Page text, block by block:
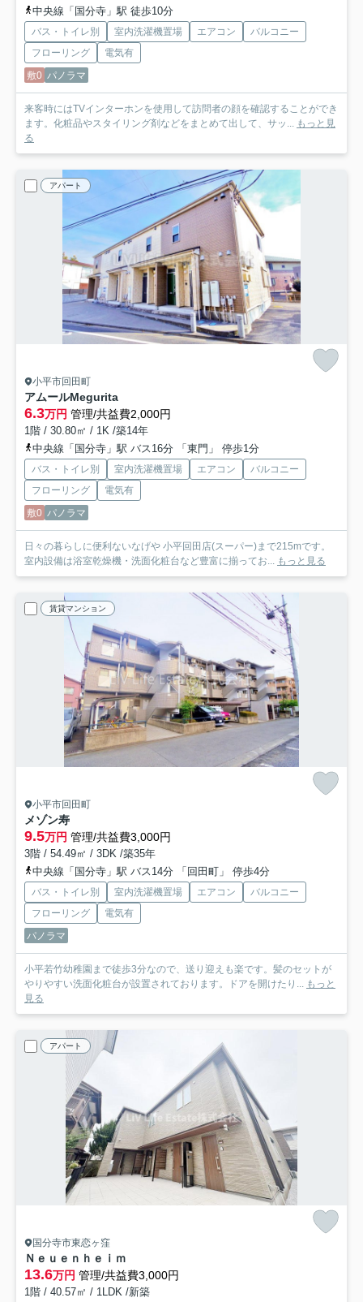
中央線「国分寺」駅 徒歩10分
バス・トイレ別 室内洗濯機置場 エアコン
バルコニー
フローリング
電気有
敷0 パノラマ
来客時にはTVインターホンを使用して訪問者の顔を確認することができ
ます。化粧品やスタイリング剤などをまとめて出して、サッ... もっと見
る
アパート
小平市回田町
アムールMegurita
6.3万円 管理/共益費2,000円
1階 / 30.80㎡ / 1K /築14年
中央線「国分寺」駅 バス16分 「東門」 停歩1分
バス・トイレ別 室内洗濯機置場 エアコン
バルコニー
フローリング
電気有
敷0 パノラマ
日々の暮らしに便利ないなげや 小平回田店(スーパー)まで215mです。
室内設備は浴室乾燥機・洗面化粧台など豊富に揃ってお... もっと見る
賃貸マンション
小平市回田町
メゾン寿
9.5万円 管理/共益費3,000円
3階 / 54.49㎡ / 3DK /築35年
中央線「国分寺」駅 バス14分 「回田町」 停歩4分
バス・トイレ別 室内洗濯機置場 エアコン
バルコニー
フローリング
電気有
パノラマ
小平若竹幼稚園まで徒歩3分なので、送り迎えも楽です。髪のセットが
やりやすい洗面化粧台が設置されております。ドアを開けたり... もっと
見る
アパート
国分寺市東恋ヶ窪
Ｎｅｕｅｎｈｅｉｍ
13.6万円 管理/共益費3,000円
1階 / 40.57㎡ / 1LDK /新築